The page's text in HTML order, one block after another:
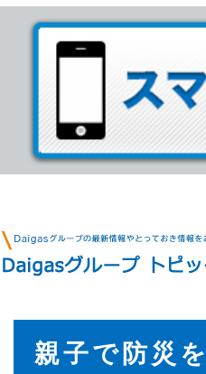
親子で防災